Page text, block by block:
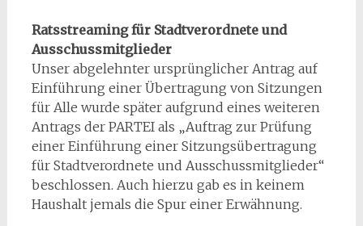
Ratsstreaming für Stadtverordnete und
Ausschussmitglieder
Unser abgelehnter ursprünglicher Antrag auf
Einführung einer Übertragung von Sitzungen
für Alle wurde später aufgrund eines weiteren
Antrags der PARTEI als „Auftrag zur Prüfung
einer Einführung einer Sitzungsübertragung
für Stadtverordnete und Ausschussmitglieder“
beschlossen. Auch hierzu gab es in keinem
Haushalt jemals die Spur einer Erwähnung.